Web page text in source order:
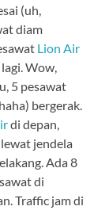
(uh,
diam
Lion Air
Wow,
5 pesawat
bergerak.
di depan,
jendela
Ada 8
di
Traffic jam di